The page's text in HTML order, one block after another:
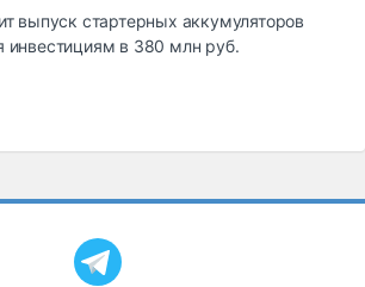
выпуск стартерных аккумуляторов
инвестициям в 380 млн руб.